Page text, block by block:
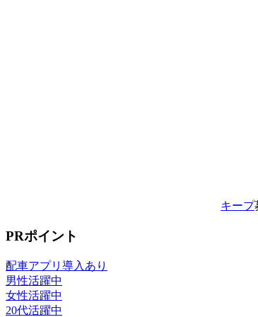
キープ
PRポイント
配車アプリ導入あり
男性活躍中
女性活躍中
20代活躍中